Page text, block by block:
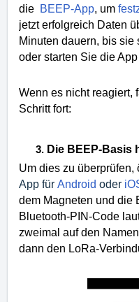
die BEEP-App, um
jetzt erfolgreich Daten
Minuten dauern, bis sie
oder starten Sie die
Wenn es nicht reagiert,
Schritt fort:
Die BEEP-Basis
Um dies zu überprüfen,
App für Android oder
dem Magneten und die
Bluetooth-PIN-Code
zweimal auf den
dann den LoRa-